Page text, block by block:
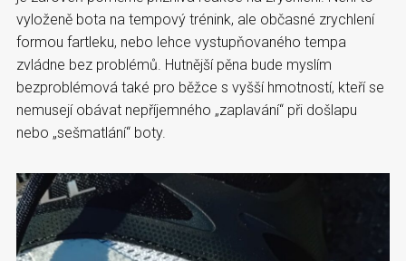
vyloženě bota na tempový trénink, ale občasné zrychlení
formou fartleku, nebo lehce vystupňovaného tempa
zvládne bez problémů. Hutnější pěna bude myslím
bezproblémová také pro běžce s vyšší hmotností, kteří se
nemusejí obávat nepříjemného „zaplavání“ při došlapu
nebo „sešmatlání“ boty.